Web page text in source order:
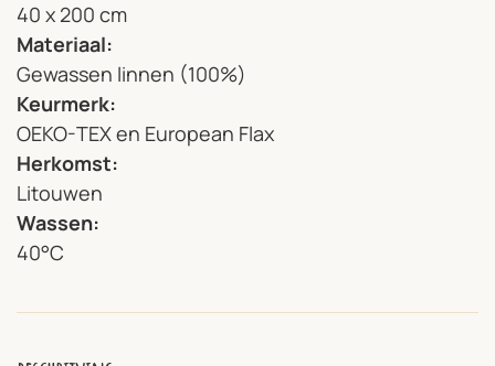
40 x 200 cm
Materiaal
Gewassen linnen (100%)
Keurmerk
OEKO-TEX en European Flax
Herkomst
Litouwen
Wassen
40°C